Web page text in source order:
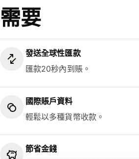
需要
發送全球性匯款
匯款20秒內到賬。
國際賬戶資料
輕鬆以多種貨幣收款。
節省金錢